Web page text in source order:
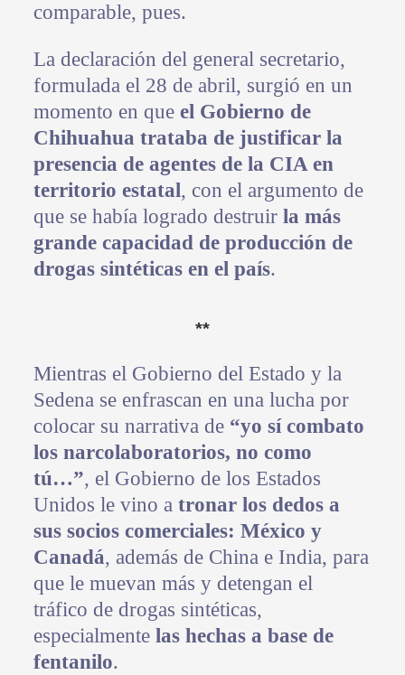
comparable, pues.
La declaración del general secretario,
formulada el 28 de abril, surgió en un
momento en que el Gobierno de
Chihuahua trataba de justificar la
presencia de agentes de la CIA en
territorio estatal, con el argumento de
que se había logrado destruir la más
grande capacidad de producción de
drogas sintéticas en el país.
**
Mientras el Gobierno del Estado y la
Sedena se enfrascan en una lucha por
colocar su narrativa de “yo sí combato
los narcolaboratorios, no como
tú…”, el Gobierno de los Estados
Unidos le vino a tronar los dedos a
sus socios comerciales: México y
Canadá, además de China e India, para
que le muevan más y detengan el
tráfico de drogas sintéticas,
especialmente las hechas a base de
fentanilo.